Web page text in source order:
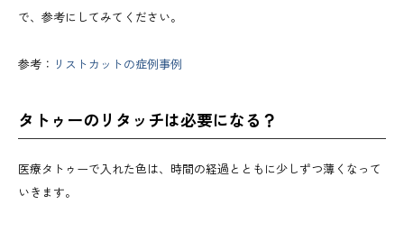
で、参考にしてみてください。
参考： リストカットの症例事例
タトゥーのリタッチは必要になる？
医療タトゥーで入れた色は、時間の経過とともに少しずつ薄くなって
いきます。